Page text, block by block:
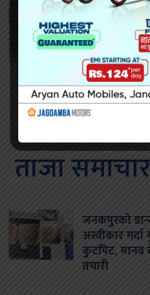
मधेशमा वनका कर्मचारीले
लगाएपछि लेखाका
ताजा
जनकपुरको
अस्वीकार गर्दा
कुटपिट, मानव
तयारी